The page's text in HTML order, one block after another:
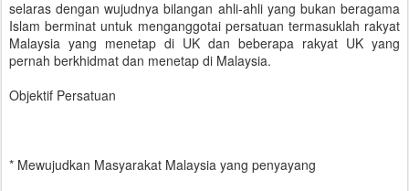
selaras dengan wujudnya bilangan ahli-ahli yang bukan beragama
Islam berminat untuk menganggotai persatuan termasuklah rakyat
Malaysia yang menetap di UK dan beberapa rakyat UK yang
pernah berkhidmat dan menetap di Malaysia.
Objektif Persatuan
* Mewujudkan Masyarakat Malaysia yang penyayang